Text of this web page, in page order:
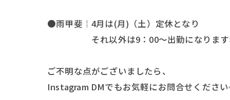
●雨甲斐￤4月は(月)（土）定休となり
それ以外は9：00〜出勤になります
ご不明な点がございましたら、
Instagram DMでもお気軽にお問合せくださ